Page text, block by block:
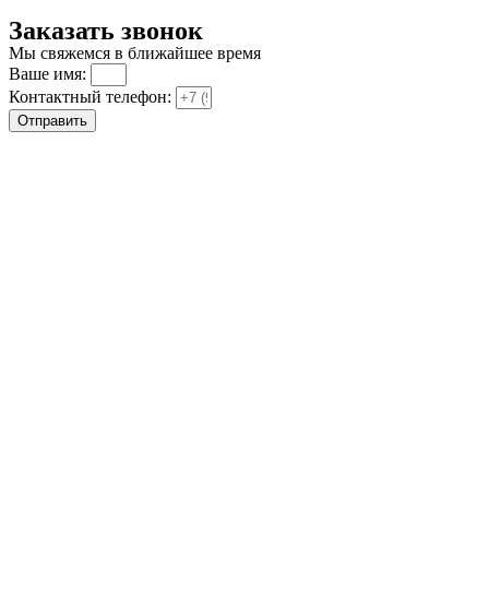
Заказать звонок
Мы свяжемся в ближайшее время
Ваше имя:
Контактный телефон:
Отправить